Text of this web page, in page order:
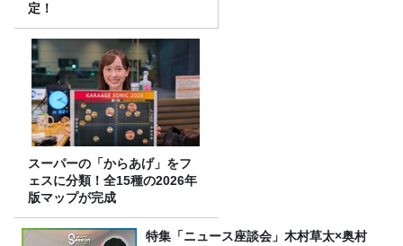
定！
スーパーの「からあげ」をフ
ェスに分類！全15種の2026年
版マップが完成
特集「ニュース座談会」木村草太×奥村